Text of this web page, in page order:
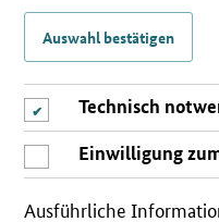
Auswahl bestätigen
Technisch
Einwilligung
Ausführliche